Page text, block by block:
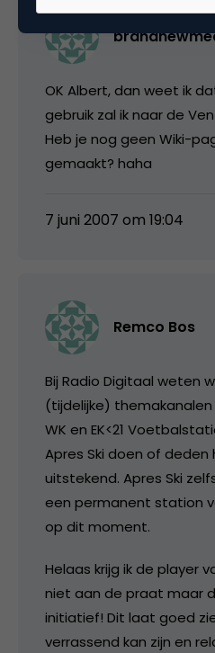
OK Albert, dan weet ik
gebruik zal ik naar de
Heb je nog geen Wiki-
gemaakt? haha
7 juni 2007 om 19:04
Remco Bos
Bij Radio Digitaal weten
(tijdelijke)
WK en EK<21
Apres Ski doen of
uitstekend. Apres Ski
een permanent station
op dit moment.
Helaas krijg ik de player
niet aan de praat maar
initiatief! Dit laat goed
verrassend kan zijn en